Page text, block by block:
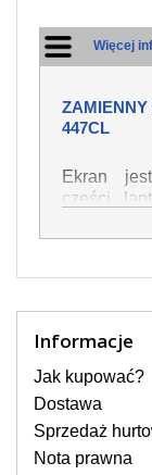
Więcej
447CL
Ekran
części
żeby był
on do
z nim z jak
zaliczyć
rozbity
ekran,
jasność
Informacje
Jak kupować?
Dostawa
Sprzedaż
Nota prawna